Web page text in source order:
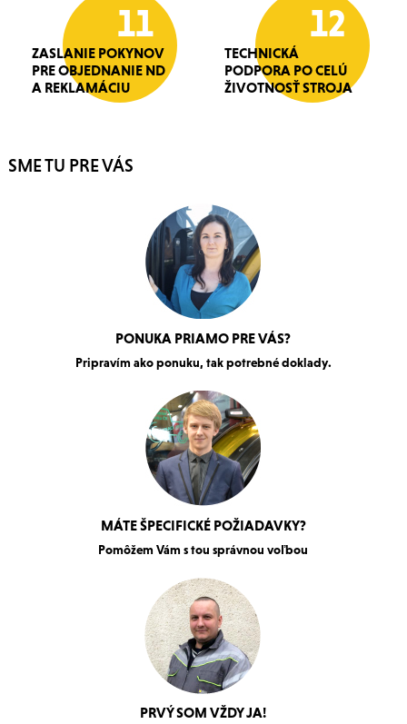
11
ZASLANIE POKYNOV
PRE OBJEDNANIE ND
A REKLAMÁCIU
12
TECHNICKÁ
PODPORA PO CELÚ
ŽIVOTNOSŤ STROJA
SME TU PRE VÁS
PONUKA PRIAMO PRE VÁS?
Pripravím ako ponuku, tak potrebné doklady.
MÁTE ŠPECIFICKÉ POŽIADAVKY?
Pomôžem Vám s tou správnou voľbou
PRVÝ SOM VŽDY JA!